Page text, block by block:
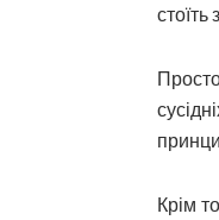
стоїть
Крім